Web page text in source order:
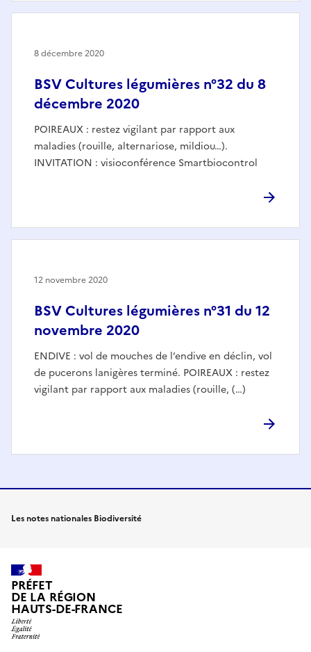
BSV Cultures légumières n°32 du 8
décembre 2020
POIREAUX : restez vigilant par rapport aux
maladies (rouille, alternariose, mildiou…).
INVITATION : visioconférence Smartbiocontrol
8 décembre 2020
BSV Cultures légumières n°31 du 12
novembre 2020
ENDIVE : vol de mouches de l’endive en déclin, vol
de pucerons lanigères terminé. POIREAUX : restez
vigilant par rapport aux maladies (rouille, (…)
12 novembre 2020
Les notes nationales Biodiversité
PRÉFET
DE LA RÉGION
HAUTS-DE-FRANCE